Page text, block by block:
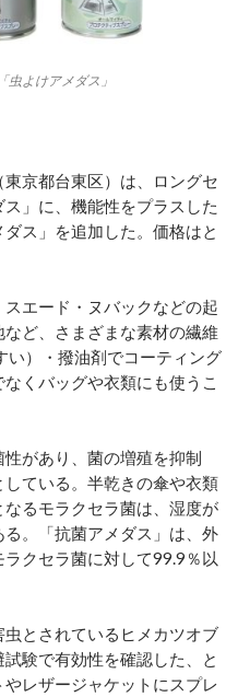
よけアメダス」
京都台東区）は、ロングセ
」に、機能性をプラスした
ダス」を追加した。価格はと
エード・ヌバックなどの起
ど、さまざまな素材の繊維
い）・撥油剤でコーティング
くバッグや衣類にも使うこ
があり、菌の増殖を抑制
ている。半乾きの傘や衣類
るモラクセラ菌は、湿度が
。「抗菌アメダス」は、外
クセラ菌に対して99.9％以
とされているヒメカツオブ
験で有効性を確認した、と
レザージャケットにスプレ